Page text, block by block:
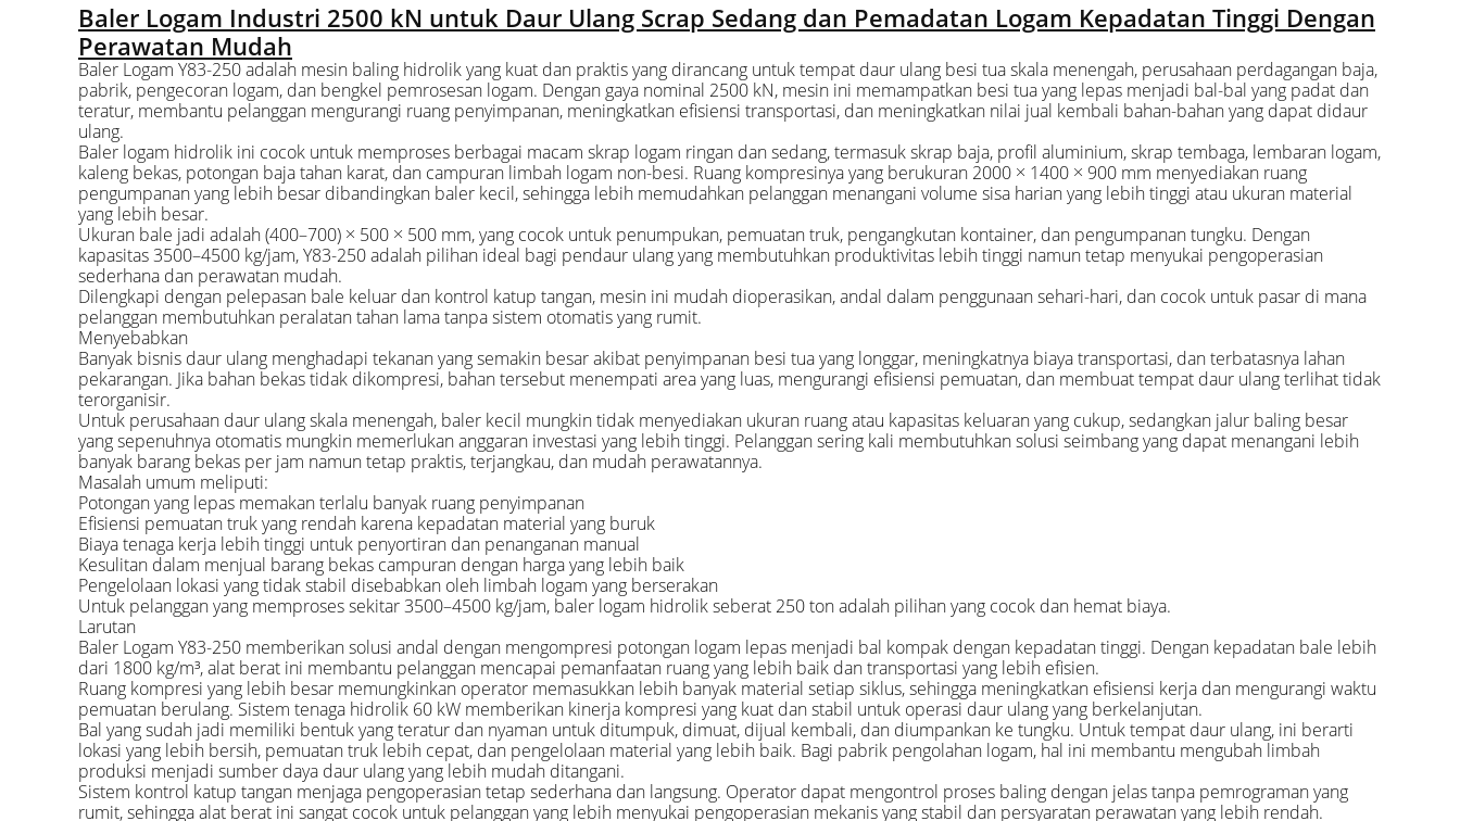
Baler Logam Industri 2500 kN untuk Daur Ulang Scrap Sedang dan Pemadatan Logam Kepadatan Tinggi Dengan
Perawatan Mudah
Baler Logam Y83-250 adalah mesin baling hidrolik yang kuat dan praktis yang dirancang untuk tempat daur ulang besi tua skala menengah, perusahaan perdagangan baja,
pabrik, pengecoran logam, dan bengkel pemrosesan logam. Dengan gaya nominal 2500 kN, mesin ini memampatkan besi tua yang lepas menjadi bal-bal yang padat dan
teratur, membantu pelanggan mengurangi ruang penyimpanan, meningkatkan efisiensi transportasi, dan meningkatkan nilai jual kembali bahan-bahan yang dapat didaur
ulang.
Baler logam hidrolik ini cocok untuk memproses berbagai macam skrap logam ringan dan sedang, termasuk skrap baja, profil aluminium, skrap tembaga, lembaran logam,
kaleng bekas, potongan baja tahan karat, dan campuran limbah logam non-besi. Ruang kompresinya yang berukuran 2000 × 1400 × 900 mm menyediakan ruang
pengumpanan yang lebih besar dibandingkan baler kecil, sehingga lebih memudahkan pelanggan menangani volume sisa harian yang lebih tinggi atau ukuran material
yang lebih besar.
Ukuran bale jadi adalah (400–700) × 500 × 500 mm, yang cocok untuk penumpukan, pemuatan truk, pengangkutan kontainer, dan pengumpanan tungku. Dengan
kapasitas 3500–4500 kg/jam, Y83-250 adalah pilihan ideal bagi pendaur ulang yang membutuhkan produktivitas lebih tinggi namun tetap menyukai pengoperasian
sederhana dan perawatan mudah.
Dilengkapi dengan pelepasan bale keluar dan kontrol katup tangan, mesin ini mudah dioperasikan, andal dalam penggunaan sehari-hari, dan cocok untuk pasar di mana
pelanggan membutuhkan peralatan tahan lama tanpa sistem otomatis yang rumit.
Menyebabkan
Banyak bisnis daur ulang menghadapi tekanan yang semakin besar akibat penyimpanan besi tua yang longgar, meningkatnya biaya transportasi, dan terbatasnya lahan
pekarangan. Jika bahan bekas tidak dikompresi, bahan tersebut menempati area yang luas, mengurangi efisiensi pemuatan, dan membuat tempat daur ulang terlihat tidak
terorganisir.
Untuk perusahaan daur ulang skala menengah, baler kecil mungkin tidak menyediakan ukuran ruang atau kapasitas keluaran yang cukup, sedangkan jalur baling besar
yang sepenuhnya otomatis mungkin memerlukan anggaran investasi yang lebih tinggi. Pelanggan sering kali membutuhkan solusi seimbang yang dapat menangani lebih
banyak barang bekas per jam namun tetap praktis, terjangkau, dan mudah perawatannya.
Masalah umum meliputi:
Potongan yang lepas memakan terlalu banyak ruang penyimpanan
Efisiensi pemuatan truk yang rendah karena kepadatan material yang buruk
Biaya tenaga kerja lebih tinggi untuk penyortiran dan penanganan manual
Kesulitan dalam menjual barang bekas campuran dengan harga yang lebih baik
Pengelolaan lokasi yang tidak stabil disebabkan oleh limbah logam yang berserakan
Untuk pelanggan yang memproses sekitar 3500–4500 kg/jam, baler logam hidrolik seberat 250 ton adalah pilihan yang cocok dan hemat biaya.
Larutan
Baler Logam Y83-250 memberikan solusi andal dengan mengompresi potongan logam lepas menjadi bal kompak dengan kepadatan tinggi. Dengan kepadatan bale lebih
dari 1800 kg/m³, alat berat ini membantu pelanggan mencapai pemanfaatan ruang yang lebih baik dan transportasi yang lebih efisien.
Ruang kompresi yang lebih besar memungkinkan operator memasukkan lebih banyak material setiap siklus, sehingga meningkatkan efisiensi kerja dan mengurangi waktu
pemuatan berulang. Sistem tenaga hidrolik 60 kW memberikan kinerja kompresi yang kuat dan stabil untuk operasi daur ulang yang berkelanjutan.
Bal yang sudah jadi memiliki bentuk yang teratur dan nyaman untuk ditumpuk, dimuat, dijual kembali, dan diumpankan ke tungku. Untuk tempat daur ulang, ini berarti
lokasi yang lebih bersih, pemuatan truk lebih cepat, dan pengelolaan material yang lebih baik. Bagi pabrik pengolahan logam, hal ini membantu mengubah limbah
produksi menjadi sumber daya daur ulang yang lebih mudah ditangani.
Sistem kontrol katup tangan menjaga pengoperasian tetap sederhana dan langsung. Operator dapat mengontrol proses baling dengan jelas tanpa pemrograman yang
rumit, sehingga alat berat ini sangat cocok untuk pelanggan yang lebih menyukai pengoperasian mekanis yang stabil dan persyaratan perawatan yang lebih rendah.